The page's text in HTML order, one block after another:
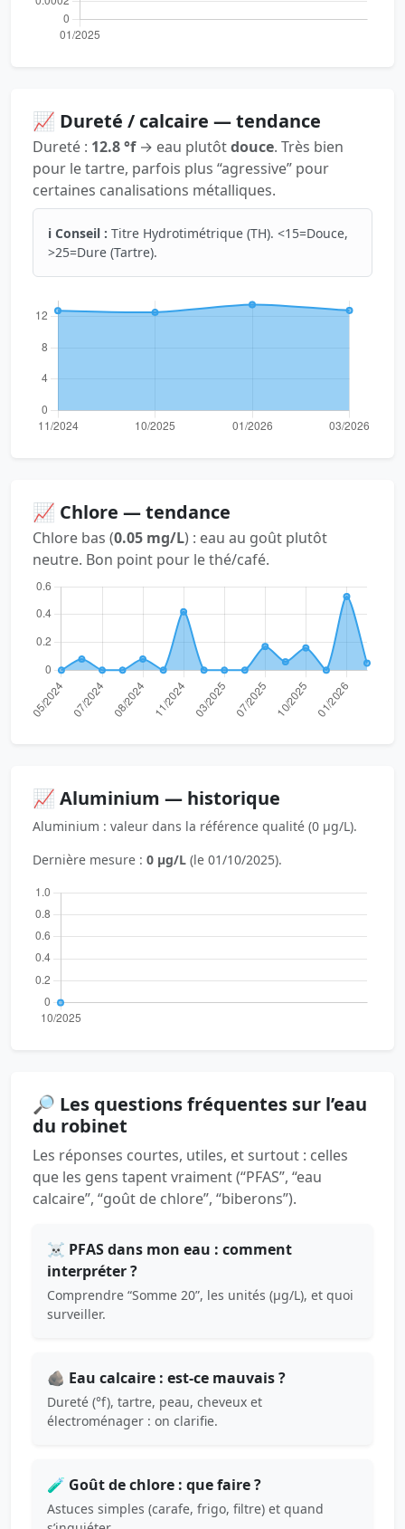
📈 Dureté / calcaire — tendance
Dureté : 12.8 °f→ eau plutôtdouce. Très bien
pour le tartre, parfois plus “agressive” pour
certaines canalisations métalliques.
ℹ️ Conseil : Titre Hydrotimétrique (TH). <15=Douce,
>25=Dure (Tartre).
📈 Chlore — tendance
Chlore bas (0.05 mg/L) : eau au goût plutôt
neutre. Bon point pour le thé/café.
📈 Aluminium — historique
Aluminium : valeur dans la référence qualité (0 µg/L).
Dernière mesure : 0 µg/L (le 01/10/2025).
🔎 Les questions fréquentes sur l’eau
du robinet
Les réponses courtes, utiles, et surtout : celles
que les gens tapent vraiment (“PFAS”, “eau
calcaire”, “goût de chlore”, “biberons”).
☠️ PFAS dans mon eau : comment
interpréter ?
Comprendre “Somme 20”, les unités (µg/L), et quoi
surveiller.
🪨 Eau calcaire : est-ce mauvais ?
Dureté (°f), tartre, peau, cheveux et
électroménager : on clarifie.
🧪 Goût de chlore : que faire ?
Astuces simples (carafe, frigo, filtre) et quand